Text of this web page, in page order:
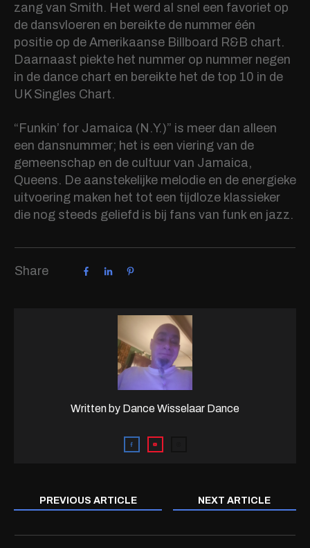
zang van Smith. Het werd al snel een favoriet op
de dansvloeren en bereikte de nummer één
positie op de Amerikaanse Billboard R&B chart.
Daarnaast piekte het nummer op nummer negen
in de dance chart en bereikte het de top 10 in de
UK Singles Chart.
“Funkin’ for Jamaica (N.Y.)” is meer dan alleen
een dansnummer; het is een viering van de
gemeenschap en de cultuur van Jamaica,
Queens. De aanstekelijke melodie en de energieke
uitvoering maken het tot een tijdloze klassieker
die nog steeds geliefd is bij fans van funk en jazz.
Share
Written by Dance Wisselaar Dance
PREVIOUS ARTICLE NEXT ARTICLE